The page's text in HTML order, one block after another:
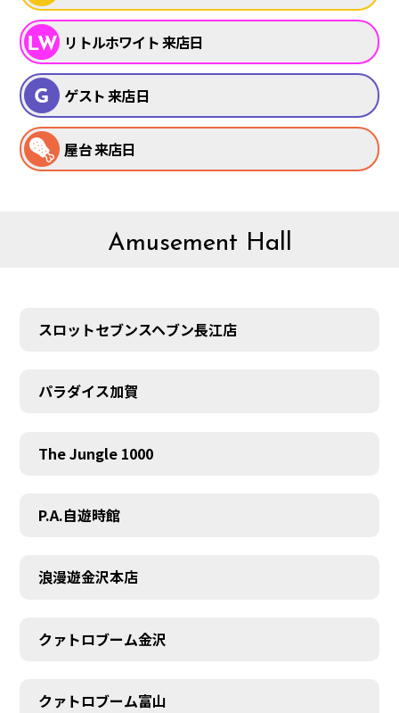
リトルホワイト 来店日
ゲスト 来店日
屋台 来店日
Amusement Hall
スロットセブンスヘブン長江店
パラダイス加賀
The Jungle 1000
P.A.自遊時館
浪漫遊金沢本店
クァトロブーム金沢
クァトロブーム富山